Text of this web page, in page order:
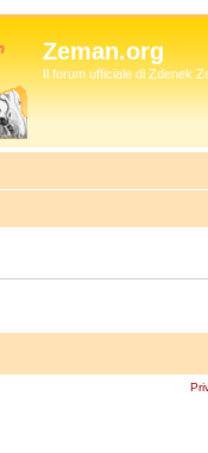
Zeman.org
Il forum ufficiale di Zdenek